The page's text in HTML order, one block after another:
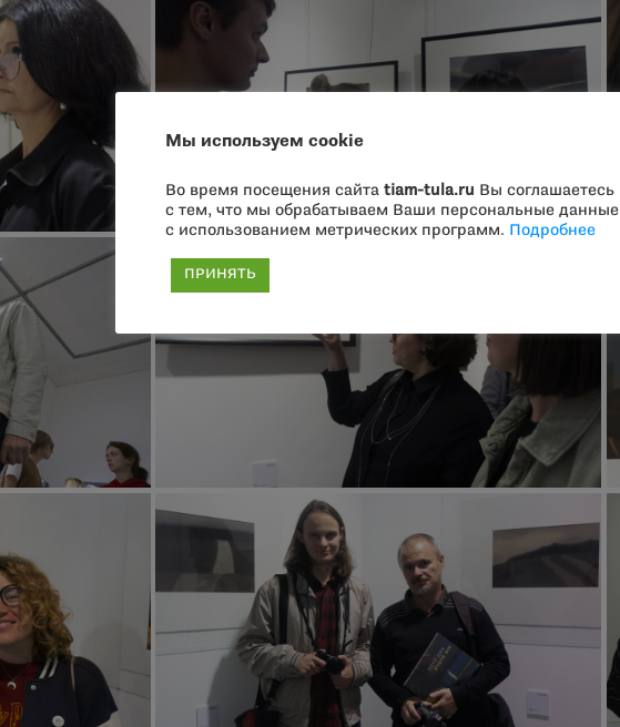
Мы используем cookie
Во время посещения сайта tiam-tula.ru Вы соглашаетесь
с тем, что мы обрабатываем Ваши персональные данные
с использованием метрических программ.
Подробнее
ПРИНЯТЬ